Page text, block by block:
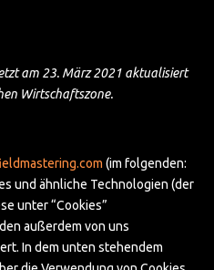
am 23. März 2021 aktualisiert
Wirtschaftszone.
(im folgenden:
und ähnliche Technologien (der
unter “Cookies”
außerdem von uns
In dem unten stehendem